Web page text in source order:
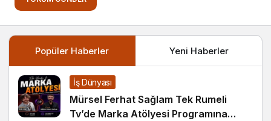
Popüler Haberler Yeni Haberler
İş Dünyası
Mürsel Ferhat Sağlam Tek Rumeli
Tv’de Marka Atölyesi Programına